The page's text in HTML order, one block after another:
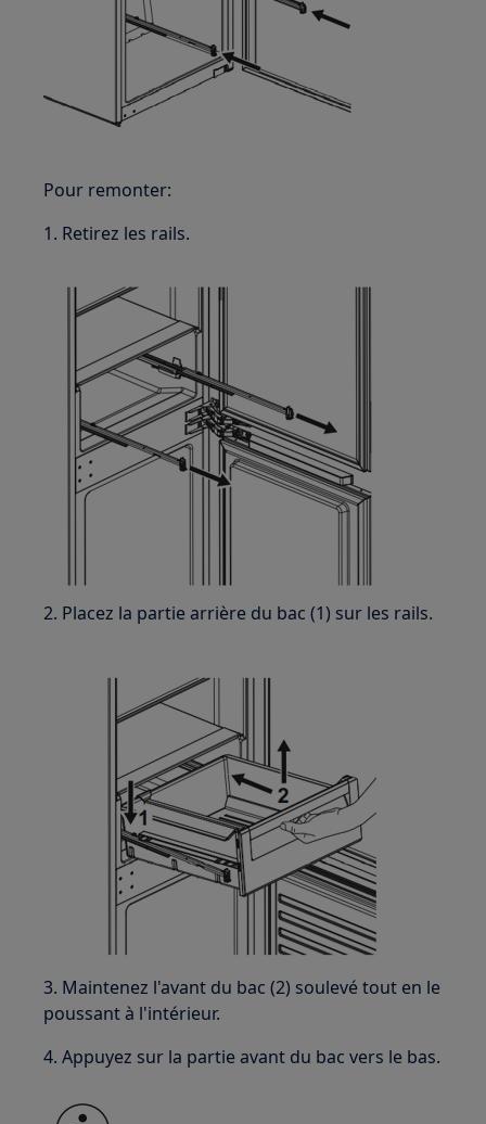
Pour remonter:
1. Retirez les rails.
2. Placez la partie arrière du bac (1) sur les rails.
3. Maintenez l'avant du bac (2) soulevé tout en le
poussant à l'intérieur.
4. Appuyez sur la partie avant du bac vers le bas.